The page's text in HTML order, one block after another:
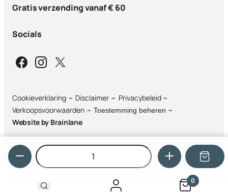
0
Hoeveelheid
Gratis verzending vanaf € 60
Socials
Cookieverklaring Disclaimer
Privacybeleid
Verkoopsvoorwaarden
Toestemming beheren
Website by Brainlane